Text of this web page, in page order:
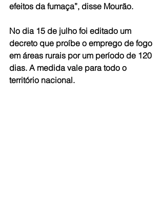
efeitos da fumaça”, disse Mourão.
No dia 15 de julho foi editado um
decreto que proíbe o emprego de fogo
em áreas rurais por um período de 120
dias. A medida vale para todo o
território nacional.